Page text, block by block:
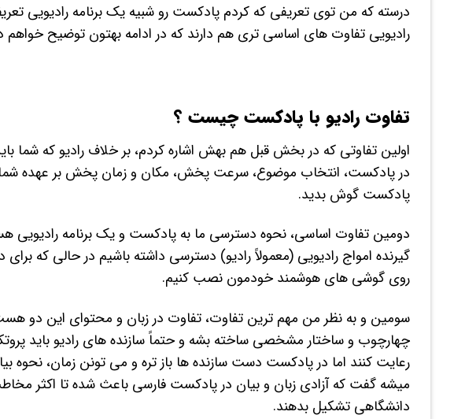
رادیویی تفاوت های اساسی تری هم دارند که در ادامه بهتون توضیح خواهم
تفاوت رادیو با پادکست چیست ؟
اولین تفاوتی که در بخش قبل هم بهش اشاره کردم، بر خلاف رادیو که
در پادکست، انتخاب موضوع، سرعت پخش، مکان و زمان پخش بر عهده
پادکست گوش بدید.
دومین تفاوت اساسی، نحوه دسترسی ما به پادکست و یک برنامه رادیویی
گیرنده امواج رادیویی (معمولاً رادیو) دسترسی داشته باشیم در حالی که
روی گوشی های هوشمند خودمون نصب کنیم.
سومین و به نظر من مهم ترین تفاوت، تفاوت در زبان و محتوای این دو
چهارچوب و ساختار مشخصی ساخته بشه و حتماً سازنده های رادیو باید
رعایت کنند اما در پادکست دست سازنده ها باز تره و می تونن زمان،
میشه گفت که آزادی زبان و بیان در پادکست فارسی باعث شده تا اکثر
دانشگاهی تشکیل بدهند.